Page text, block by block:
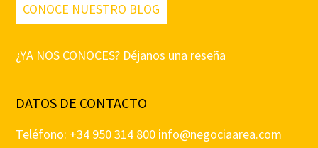
CONOCE NUESTRO BLOG
¿YA NOS CONOCES? Déjanos una reseña
DATOS DE CONTACTO
Teléfono: +34 950 314 800 info@negociaarea.com